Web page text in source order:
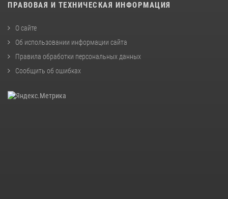
ПРАВОВАЯ И ТЕХНИЧЕСКАЯ ИНФОРМАЦИЯ
О сайте
Об использовании информации сайта
Правила обработки персональных данных
Сообщить об ошибках